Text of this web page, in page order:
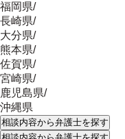
福岡県/
長崎県/
大分県/
熊本県/
佐賀県/
宮崎県/
鹿児島県/
沖縄県
相談内容から弁護士を探す